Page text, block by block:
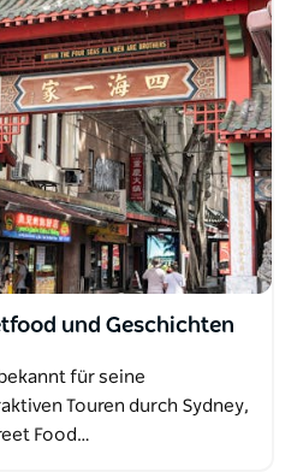
und Geschichten
für seine
Touren durch Sydney,
Food…